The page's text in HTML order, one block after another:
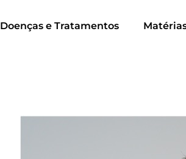
Doenças e Tratamentos